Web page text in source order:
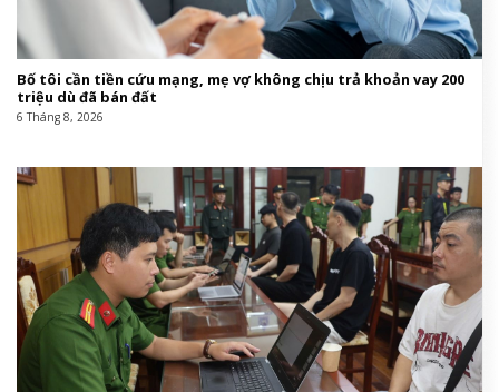
Bố tôi cần tiền cứu mạng, mẹ vợ không chịu trả khoản vay 200
triệu dù đã bán đất
6 Tháng 8, 2026